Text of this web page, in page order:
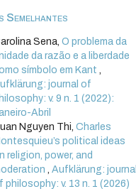
Sena,O problema da
da razão e a liberdade
símbolo em Kant,
journal of
v. 9 n. 1 (2022):
Abril
Nguyen Thi,Charles
political ideas
religion, power, and
,Aufklärung: journal
philosophy: v. 13 n. 1 (2026)